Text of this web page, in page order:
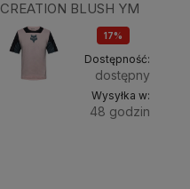
CREATION BLUSH YM
17%
OKAZJA
Dostępność:
dostępny
Wysyłka w:
48 godzin